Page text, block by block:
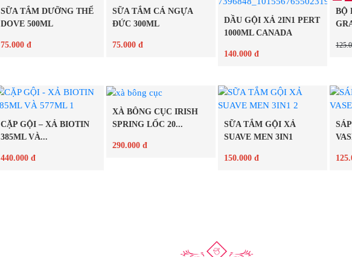
SỮA TẮM DƯỠNG THỂ
DOVE 500ML
75.000 đ
Chi tiết
SỮA TẮM CÁ NGỰA
ĐỨC 300ML
75.000 đ
Chi tiết
DẦU GỘI XẢ 2IN1 PERT
1000ML CANADA
140.000 đ
Chi tiết
BỘ
CẶP GỘI – XẢ BIOTIN
385ML VÀ...
440.000 đ
XÀ BÔNG CỤC IRISH
SPRING LỐC 20...
290.000 đ
SỮA TẮM GỘI XẢ
SUAVE MEN 3IN1
150.000 đ